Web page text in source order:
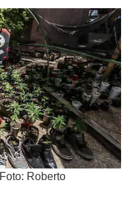
Foto: Roberto